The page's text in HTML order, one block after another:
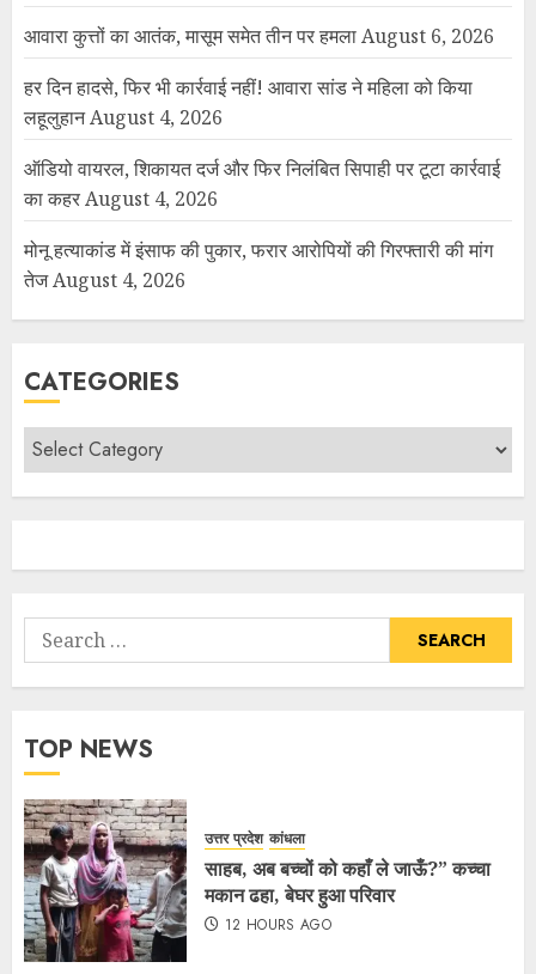
आवारा कुत्तों का आतंक, मासूम समेत तीन पर हमलाAugust 6, 2026
हर दिन हादसे, फिर भी कार्रवाई नहीं! आवारा सांड ने महिला को किया
लहूलुहानAugust 4, 2026
ऑडियो वायरल, शिकायत दर्ज और फिर निलंबित सिपाही पर टूटा कार्रवाई
का कहरAugust 4, 2026
मोनू हत्याकांड में इंसाफ की पुकार, फरार आरोपियों की गिरफ्तारी की मांग
तेजAugust 4, 2026
CATEGORIES
TOP NEWS
उत्तर प्रदेश कांधला
साहब, अब बच्चों को कहाँ ले जाऊँ?” कच्चा
मकान ढहा, बेघर हुआ परिवार
12 HOURS AGO